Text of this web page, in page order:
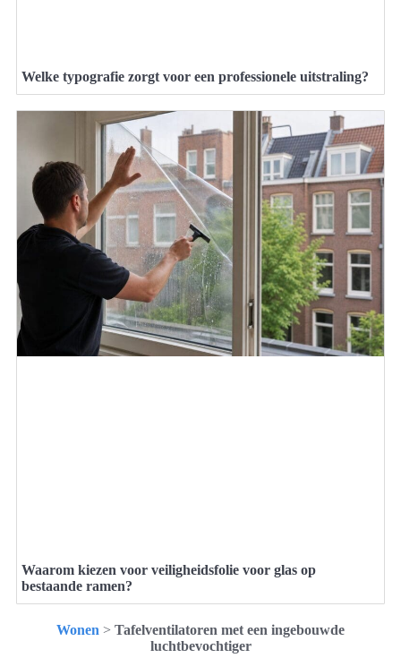
Welke typografie zorgt voor een professionele uitstraling?
Waarom kiezen voor veiligheidsfolie voor glas op
bestaande ramen?
Wonen > Tafelventilatoren met een ingebouwde
luchtbevochtiger